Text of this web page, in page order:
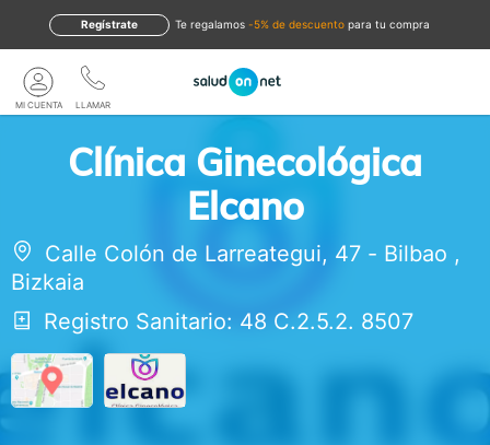
te regalamos -5% de descuento para tu compra
Regístrate
LLAMAR
MI CUENTA
Clínica Ginecológica
Elcano
Calle Colón de Larreategui, 47 - Bilbao ,
Bizkaia
Registro Sanitario: 48 C.2.5.2. 8507